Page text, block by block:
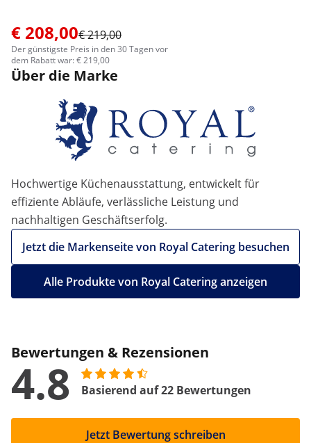
€ 208,00€ 219,00
Der günstigste Preis in den 30 Tagen vor
dem Rabatt war: € 219,00
Über die Marke
Hochwertige Küchenausstattung, entwickelt für
effiziente Abläufe, verlässliche Leistung und
nachhaltigen Geschäftserfolg.
Jetzt die Markenseite von Royal Catering besuchen
Alle Produkte von Royal Catering anzeigen
Bewertungen & Rezensionen
4.8 Basierend auf 22 Bewertungen
Jetzt Bewertung schreiben